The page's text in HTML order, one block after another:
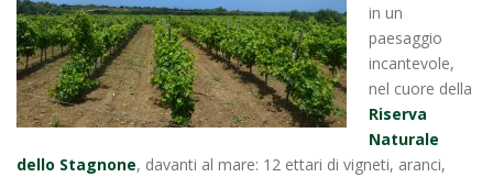
in un
paesaggio
incantevole,
nel cuore della
Riserva
Naturale
dello Stagnone, davanti al mare: 12 ettari di vigneti, aranci,